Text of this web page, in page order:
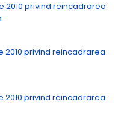
2010 privind reincadrarea
2010 privind reincadrarea
2010 privind reincadrarea